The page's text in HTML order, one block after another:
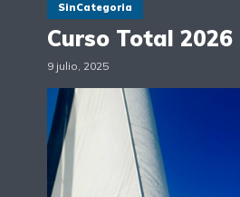
SinCategoria
Curso Total 2026
9 julio, 2025